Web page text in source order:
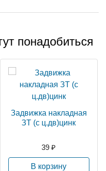
понадобиться
Задвижка накладная
ЗТ (с ц.дв)цинк
39 ₽
В корзину